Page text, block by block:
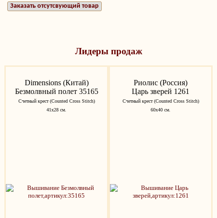
Заказать отсутсвующий товар
Лидеры продаж
Dimensions (Китай)
Безмолвный полет 35165
Счетный крест (Counted Cross Stitch)
41х28 см.
Риолис (Россия)
Царь зверей 1261
Счетный крест (Counted Cross Stitch)
60х40 см.